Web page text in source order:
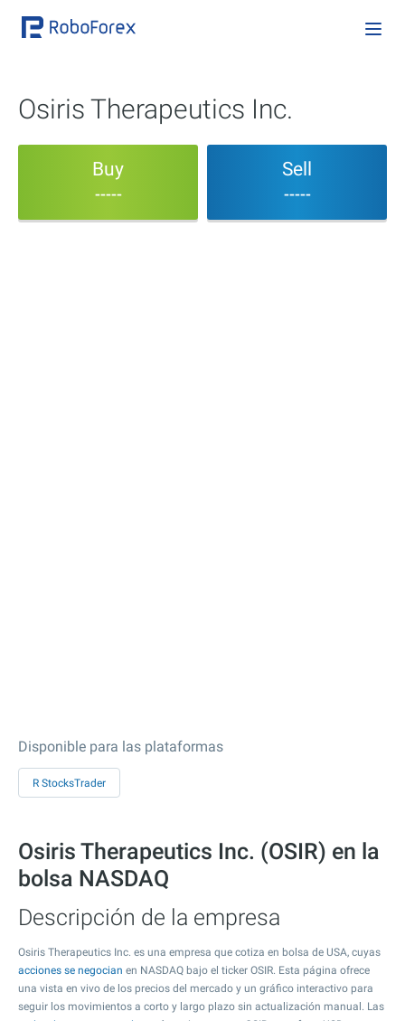
Osiris Therapeutics Inc.
Buy
-----
Sell
-----
Disponible para las plataformas
R StocksTrader
Osiris Therapeutics Inc. (OSIR) en la
bolsa NASDAQ
Descripción de la empresa
Osiris Therapeutics Inc. es una empresa que cotiza en bolsa de USA, cuyas
acciones se negocian en NASDAQ bajo el ticker OSIR. Esta página ofrece
una vista en vivo de los precios del mercado y un gráfico interactivo para
seguir los movimientos a corto y largo plazo sin actualización manual. Las